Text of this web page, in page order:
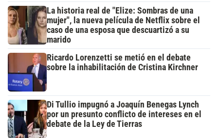
La historia real de "Elize: Sombras de una
mujer", la nueva película de Netflix sobre el
caso de una esposa que descuartizó a su
marido
Ricardo Lorenzetti se metió en el debate
sobre la inhabilitación de Cristina Kirchner
Di Tullio impugnó a Joaquín Benegas Lynch
por un presunto conflicto de intereses en el
debate de la Ley de Tierras